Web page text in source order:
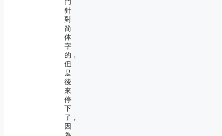
門
針
對
简
体
字
的，
但
是
後
來
停
下
了，
因